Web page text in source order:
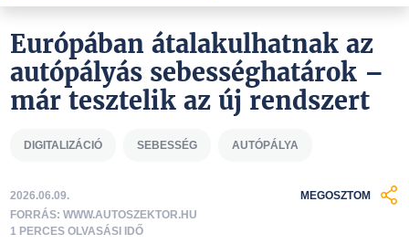
Európában átalakulhatnak az
autópályás sebességhatárok –
már tesztelik az új rendszert
DIGITALIZÁCIÓ SEBESSÉG AUTÓPÁLYA
2026.06.09.
FORRÁS: WWW.AUTOSZEKTOR.HU
1 PERCES OLVASÁSI IDŐ
MEGOSZTOM